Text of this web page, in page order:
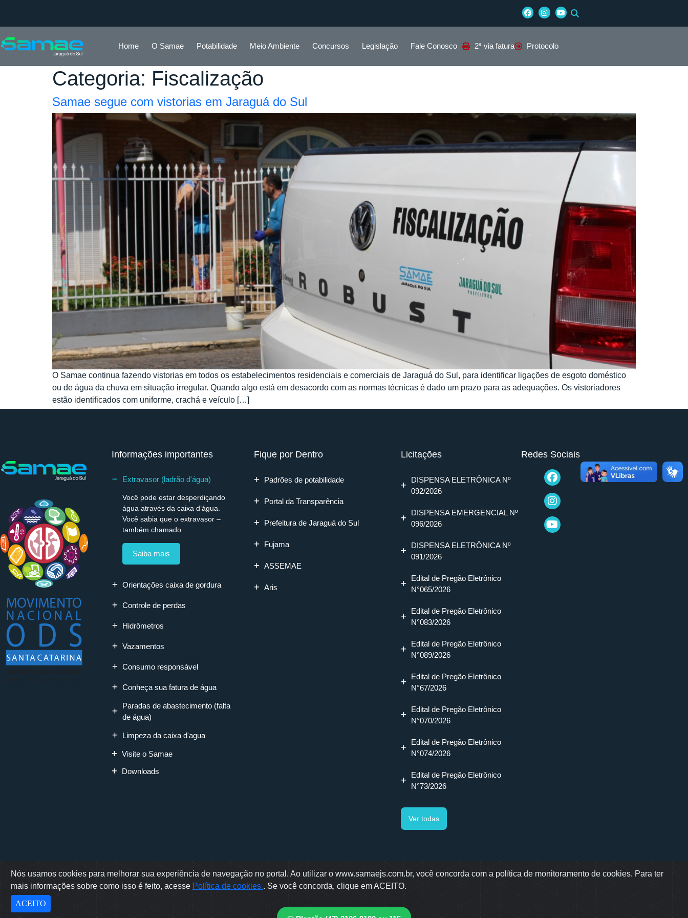
Nós usamos cookies para melhorar sua experiência de navegação no portal. Ao utilizar o www.samaejs.com.br, você concorda com a política de monitoramento de cookies. Para ter
mais informações sobre como isso é feito, acesse Política de cookies . Se você concorda, clique em ACEITO.
ACEITO
Home O Samae Potabilidade Meio Ambiente Concursos Legislação Fale Conosco 2ª via fatura Protocolo
Categoria: Fiscalização
Samae segue com vistorias em Jaraguá do Sul
O Samae continua fazendo vistorias em todos os estabelecimentos residenciais e comerciais de Jaraguá do Sul, para identificar ligações de esgoto doméstico
ou de água da chuva em situação irregular. Quando algo está em desacordo com as normas técnicas é dado um prazo para as adequações. Os vistoriadores
estão identificados com uniforme, crachá e veículo […]
Informações importantes
Extravasor (ladrão d'água)
Você pode estar desperdiçando
água através da caixa d’água.
Você sabia que o extravasor –
também chamado...
Saiba mais
Orientações caixa de gordura
Controle de perdas
Hidrômetros
Vazamentos
Consumo responsável
Conheça sua fatura de água
Paradas de abastecimento (falta
de água)
Limpeza da caixa d'agua
Visite o Samae
Downloads
Fique por Dentro
Padrões de potabilidade
Portal da Transparência
Prefeitura de Jaraguá do Sul
Fujama
ASSEMAE
Aris
Licitações
DISPENSA ELETRÔNICA Nº
092/2026
DISPENSA EMERGENCIAL Nº
096/2026
DISPENSA ELETRÔNICA Nº
091/2026
Edital de Pregão Eletrônico
N°065/2026
Edital de Pregão Eletrônico
N°083/2026
Edital de Pregão Eletrônico
N°089/2026
Edital de Pregão Eletrônico
N°67/2026
Edital de Pregão Eletrônico
N°070/2026
Edital de Pregão Eletrônico
N°074/2026
Edital de Pregão Eletrônico
N°73/2026
Ver todas
Redes Sociais
Rua Erwino Menegotti, 478 - Bairro Água Verde - Jaraguá do Sul - SC
Samae © 2022 - Todos os direitos reservados